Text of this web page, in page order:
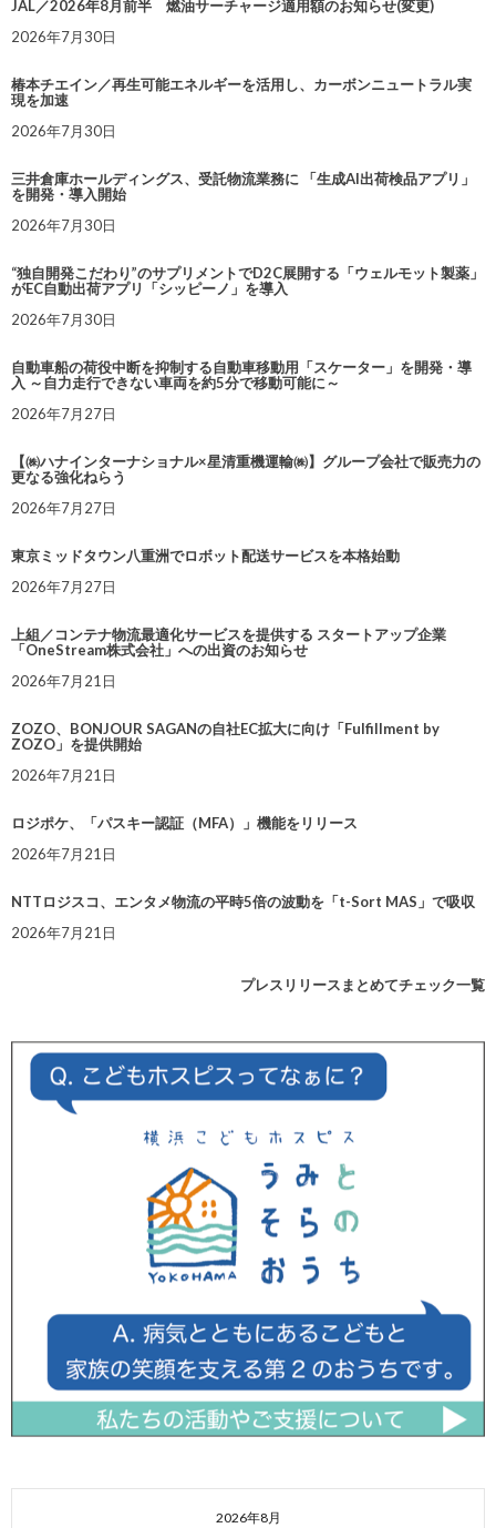
JAL／2026年8月前半 燃油サーチャージ適用額のお知らせ(変更)
2026年7月30日
椿本チエイン／再生可能エネルギーを活用し、カーボンニュートラル実
現を加速
2026年7月30日
三井倉庫ホールディングス、受託物流業務に 「生成AI出荷検品アプリ」
を開発・導入開始
2026年7月30日
“独自開発こだわり”のサプリメントでD2C展開する「ウェルモット製薬」
がEC自動出荷アプリ「シッピーノ」を導入
2026年7月30日
自動車船の荷役中断を抑制する自動車移動用「スケーター」を開発・導
入 ～自力走行できない車両を約5分で移動可能に～
2026年7月27日
【㈱ハナインターナショナル×星清重機運輸㈱】グループ会社で販売力の
更なる強化ねらう
2026年7月27日
東京ミッドタウン八重洲でロボット配送サービスを本格始動
2026年7月27日
上組／コンテナ物流最適化サービスを提供する スタートアップ企業
「OneStream株式会社」への出資のお知らせ
2026年7月21日
ZOZO、BONJOUR SAGANの自社EC拡大に向け「Fulfillment by
ZOZO」を提供開始
2026年7月21日
ロジポケ、「パスキー認証（MFA）」機能をリリース
2026年7月21日
NTTロジスコ、エンタメ物流の平時5倍の波動を「t-Sort MAS」で吸収
2026年7月21日
プレスリリースまとめてチェック一覧
2026年8月